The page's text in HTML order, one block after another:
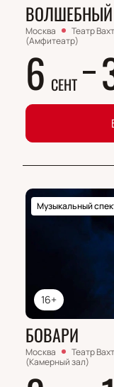
ВОЛШЕБНЫЙ
Москва Театр
(Амфитеатр)
6 СЕНТ
16+
Музыкальный
БОВАРИ
Москва Театр
(Камерный зал)